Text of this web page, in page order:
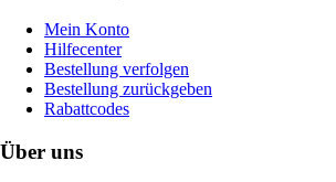
Mein Konto
Hilfecenter
Bestellung verfolgen
Bestellung zurückgeben
Rabattcodes
Über uns